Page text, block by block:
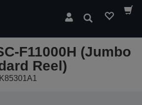
Suchen
F11000H (Jumbo
Reel)